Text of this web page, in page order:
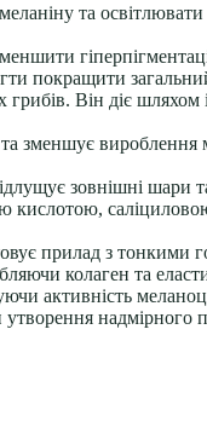
та
покращити
Він діє
зменшує
зовнішні шари
кислотою,
прилад з тонкими
колаген та
активність
надмірного